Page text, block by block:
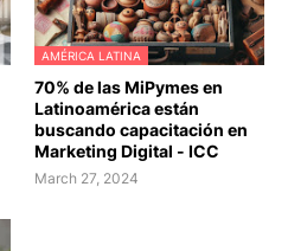
AMÉRICA LATINA
70% de las MiPymes en
Latinoamérica están
buscando capacitación en
Marketing Digital - ICC
March 27, 2024